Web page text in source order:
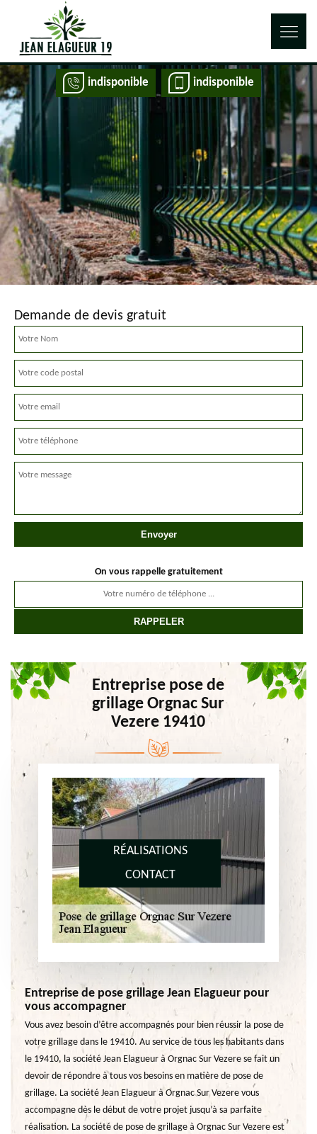
indisponible indisponible
RÉALISATIONS
CONTACT
Demande de devis gratuit
On vous rappelle gratuitement
Entreprise pose de
grillage Orgnac Sur
Vezere 19410
Entreprise de pose grillage Jean Elagueur pour
vous accompagner
Vous avez besoin d’être accompagnés pour bien réussir la pose de
votre grillage dans le 19410. Au service de tous les habitants dans
le 19410, la société Jean Elagueur à Orgnac Sur Vezere se fait un
devoir de répondre à tous vos besoins en matière de pose de
grillage. La société Jean Elagueur à Orgnac Sur Vezere vous
accompagne dès le début de votre projet jusqu’à sa parfaite
réalisation. La société de pose de grillage à Orgnac Sur Vezere est